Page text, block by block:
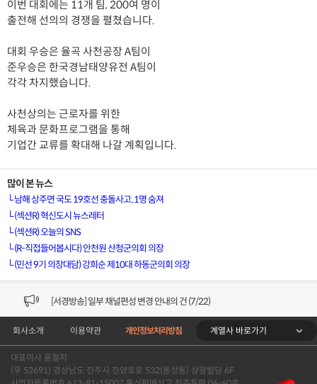
이번 대회에는 11개 팀, 200여 명이
출전해 선의의 경쟁을 펼쳤습니다.
대회 우승은 율곡 사천공장 A팀이
준우승은 한국경남태양유전 A팀이
각각 차지했습니다.
사천상의는 근로자를 위한
체육과 문화프로그램을 통해
기업간 교류를 확대해 나갈 계획입니다.
많이 본 뉴스
└남해 상주면 국도 19호선 충돌사고..1명 숨져
└(섹션R) 혁신도시 뉴스레터
└(섹션R) 오늘의 SNS
└(R-직접들어봅시다) 안천원 산청군의회 의장
└(민선 9기 의장대담) 강희순 제10대 하동군의회 의장
[VOD공지] 청춘초이스 이용금액 변경 안내
[서경방송] 일부 채널편성 변경 안내의 건 (7/22)
[서경방송] 디지털알뜰형 결합 할인요금 조정 안내 (수정)
[공지] 개인정보처리방침 (Ver2.15) 개정의 건 (7/1)
회사소개 이용약관 개인정보처리방침 계열사 바로가기
대표이사 윤철지
(우 52691) 경상남도 진주시 진양호로 532(동성동) 삼광빌딩 6F